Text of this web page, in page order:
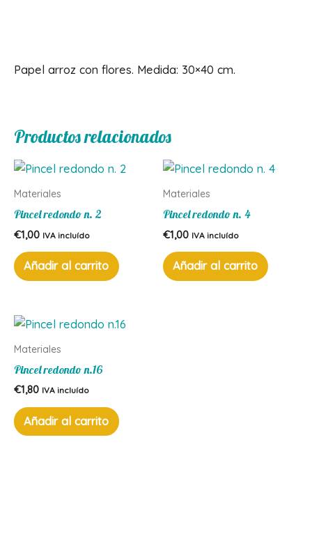
Papel arroz con flores. Medida: 30×40 cm.
Productos relacionados
Materiales
Pincel redondo n. 2
€1,00 IVA incluído
Añadir al carrito
Materiales
Pincel redondo n. 4
€1,00 IVA incluído
Añadir al carrito
Materiales
Pincel redondo n.16
€1,80 IVA incluído
Añadir al carrito